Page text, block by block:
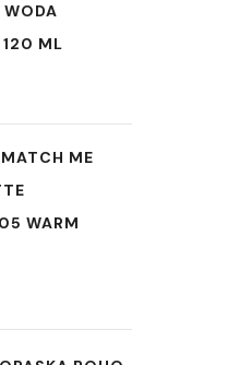
WODA
120 ML
ME
WARM